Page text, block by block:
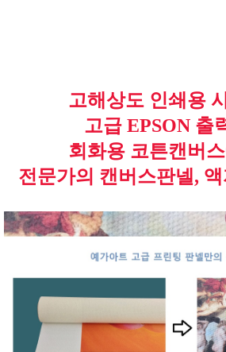
고해상도 인쇄용
고급 EPSON 출
회화용 코튼캔버
전문가의 캔버스판넬,